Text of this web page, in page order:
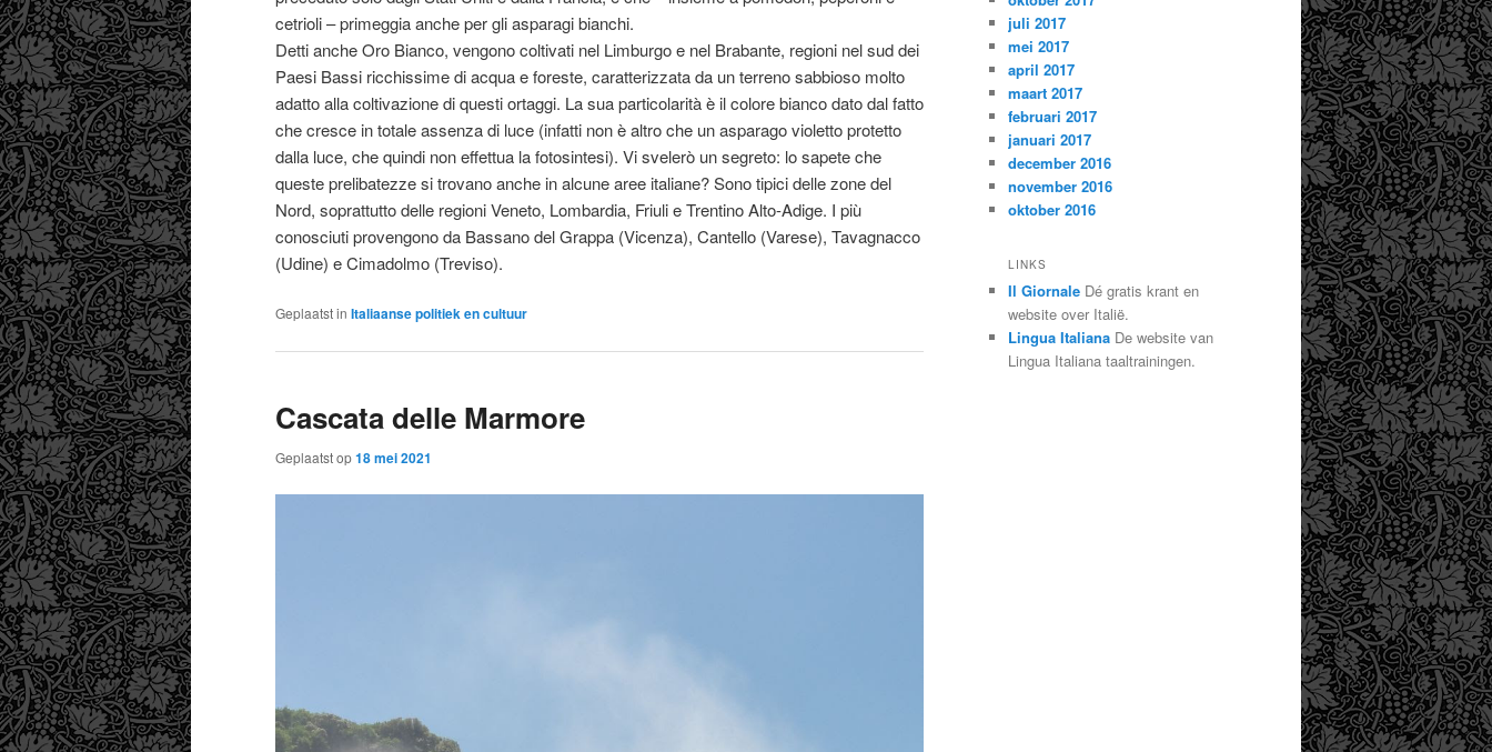
cetrioli – primeggia anche per gli asparagi bianchi.
Detti anche Oro Bianco, vengono coltivati nel Limburgo e nel Brabante, regioni nel sud dei
Paesi Bassi ricchissime di acqua e foreste, caratterizzata da un terreno sabbioso molto
adatto alla coltivazione di questi ortaggi. La sua particolarità è il colore bianco dato dal fatto
che cresce in totale assenza di luce (infatti non è altro che un asparago violetto protetto
dalla luce, che quindi non effettua la fotosintesi). Vi svelerò un segreto: lo sapete che
queste prelibatezze si trovano anche in alcune aree italiane? Sono tipici delle zone del
Nord, soprattutto delle regioni Veneto, Lombardia, Friuli e Trentino Alto-Adige. I più
conosciuti provengono da Bassano del Grappa (Vicenza), Cantello (Varese), Tavagnacco
(Udine) e Cimadolmo (Treviso).
Geplaatst in Italiaanse politiek en cultuur
Cascata delle Marmore
Geplaatst op18 mei 2021
juli 2017
mei 2017
april 2017
maart 2017
februari 2017
januari 2017
december 2016
november 2016
oktober 2016
LINKS
Il Giornale Dé gratis krant en
website over Italië.
Lingua Italiana De website van
Lingua Italiana taaltrainingen.